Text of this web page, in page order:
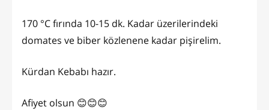
170 °C fırında 10-15 dk. Kadar üzerilerindeki
domates ve biber közlenene kadar pişirelim.
Kürdan Kebabı hazır.
Afiyet olsun 😊😊😊